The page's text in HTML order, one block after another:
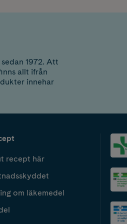
1972. Att
allt ifrån
innehar
recept här
om läkemedel